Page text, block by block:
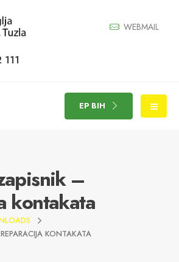
WEBMAIL
EP BIH
–
kontakata
KONTAKATA